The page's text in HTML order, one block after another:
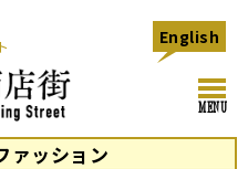
MENU
English
ァッション